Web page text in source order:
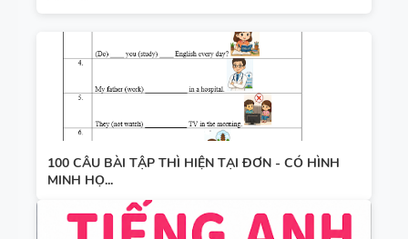
100 CÂU BÀI TẬP THÌ HIỆN TẠI ĐƠN - CÓ HÌNH
MINH HỌ...